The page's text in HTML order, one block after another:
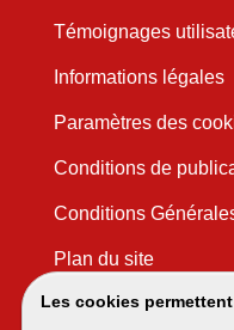
Les cookies
Témoignages
Informations légales
Paramètres des
Conditions de
Conditions
Plan du site